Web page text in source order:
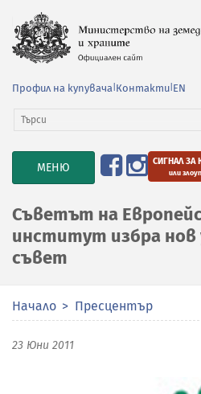
Профил на купувача Контакти EN
TOGGLE
NAVIGATION
МЕНЮ СИГНАЛ ЗА
или
Съветът на
институт избра нов
съвет
Начало Пресцентър
23 Юни 2011